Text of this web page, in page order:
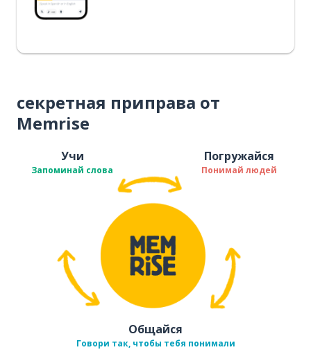
секретная приправа от
Memrise
Учи
Запоминай слова
Погружайся
Понимай людей
Общайся
Говори так, чтобы тебя понимали